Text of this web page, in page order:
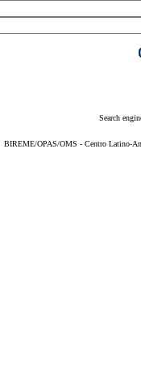
Search
BIREME/OPAS/OMS - Centro Latino-